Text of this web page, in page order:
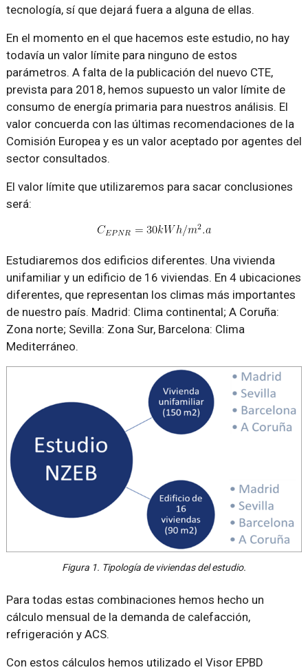
tecnología, sí que dejará fuera a alguna de ellas.
En el momento en el que hacemos este estudio, no hay
todavía un valor límite para ninguno de estos
parámetros. A falta de la publicación del nuevo CTE,
prevista para 2018, hemos supuesto un valor límite de
consumo de energía primaria para nuestros análisis. El
valor concuerda con las últimas recomendaciones de la
Comisión Europea y es un valor aceptado por agentes del
sector consultados.
El valor límite que utilizaremos para sacar conclusiones
será:
Estudiaremos dos edificios diferentes. Una vivienda
unifamiliar y un edificio de 16 viviendas. En 4 ubicaciones
diferentes, que representan los climas más importantes
de nuestro país. Madrid: Clima continental; A Coruña:
Zona norte; Sevilla: Zona Sur, Barcelona: Clima
Mediterráneo.
Figura 1. Tipología de viviendas del estudio.
Para todas estas combinaciones hemos hecho un
cálculo mensual de la demanda de calefacción,
refrigeración y ACS.
Con estos cálculos hemos utilizado el Visor EPBD